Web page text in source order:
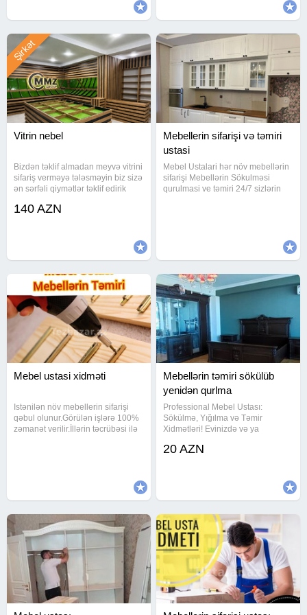
Vitrin nebel
Bizdən təklif almadan meyvə vitrini
sifariş verməyə tələsməyin biz sizə
ən sərfəli qiymətlər təklif edirik
Şirkət
140 AZN
Mebellerin sifarişi və təmiri
ustasi
Mebel Ustalari hər növ mebellərin
sifarişi Mebellərin Sökulməsi
qurulmasi ve təmiri 24/7 sizlərin
Mebel ustasi xidməti
Istənilən növ mebellerin sifarişi
qəbul olunur.Görülən işlərə 100%
zəmanət verilir.İllərin təcrübəsi ilə
Mebellərin təmiri sökülüb
yenidən qurlma
Professional Mebel Ustası:
Sökülmə, Yığılma və Təmir
Xidmətləri! Evinizdə və ya
hansı bir iş var? Yeni mebel
20 AZN